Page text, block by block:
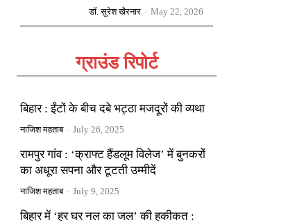
डॉ. सुरेश खैरनार - May 22, 2026
ग्राउंड रिपोर्ट
बिहार : ईंटों के बीच दबे भट्ठा मजदूरों की व्यथा
नाजिश महताब - July 26, 2025
रामपुर गांव : ‘क्राफ्ट हैंडलूम विलेज’ में बुनकरों
का अधूरा सपना और टूटती उम्मीदें
नाजिश महताब - July 9, 2025
बिहार में ‘हर घर नल का जल’ की हकीकत :